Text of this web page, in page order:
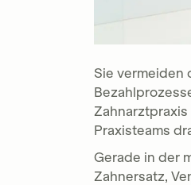
Sie vermeiden
Praxisteams
Gerade in der
Zahnersatz,